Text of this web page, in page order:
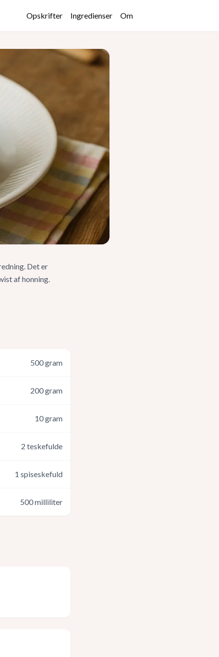
Opskrifter Ingredienser Om
Det er
af honning.
500gram
200gram
10gram
2 teskefulde
1 spiseskefuld
500milliliter